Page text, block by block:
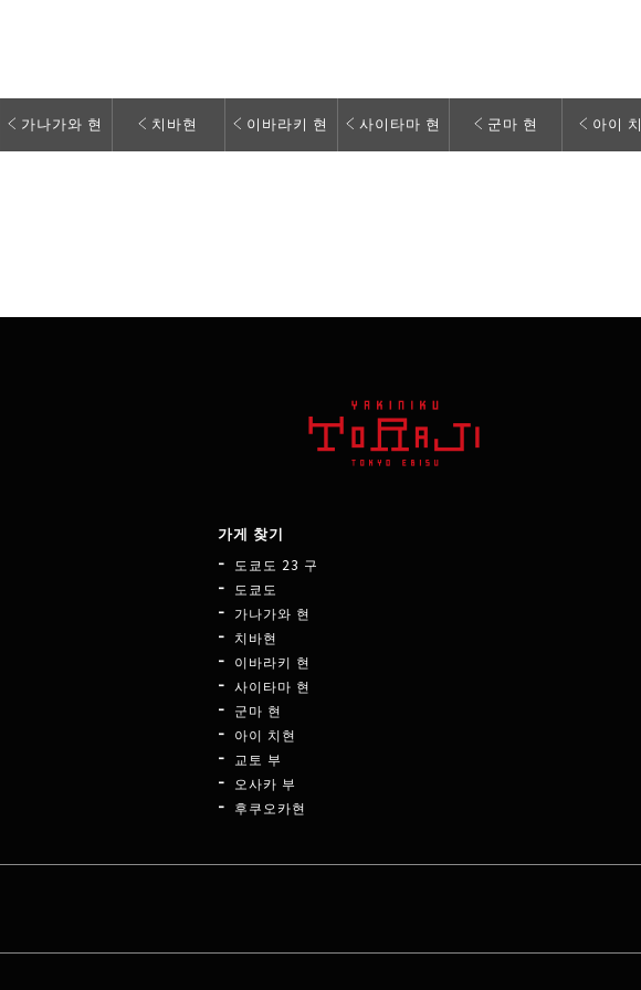
가나가와 현 치바현 이바라키 현 사이타마 현 군마 현 아이
가게 찾기
도쿄도 23 구
도쿄도
가나가와 현
치바현
이바라키 현
사이타마 현
군마 현
아이 치현
교토 부
오사카 부
후쿠오카현